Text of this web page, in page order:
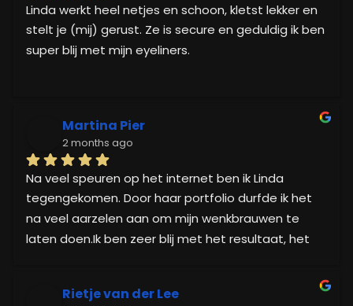
Linda werkt heel netjes en schoon, kletst lekker en
stelt je (mij) gerust. Ze is secure en geduldig ik ben
super blij met mijn eyeliners.
Martina Pier
2 months ago
Na veel speuren op het internet ben ik Linda
tegengekomen. Door haar portfolio durfde ik het
na veel aarzelen aan om mijn wenkbrauwen te
laten doen.Ik ben zeer blij met het resultaat, het
Rietje van der Lee